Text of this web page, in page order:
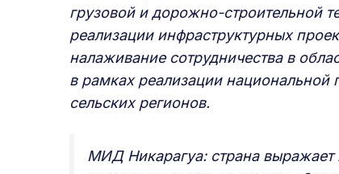
грузовой и дорожно-строительной
реализации инфраструктурных
налаживание сотрудничества в
в рамках реализации
сельских регионов.
МИД Никарагуа: страна